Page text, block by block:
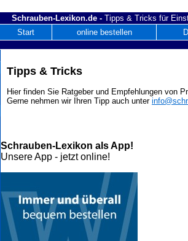
Schrauben-Lexikon.de - Tipps & Tricks für
Start
online bestellen
Tipps & Tricks
Hier finden Sie Ratgeber und Empfehlungen von
Gerne nehmen wir Ihren Tipp auch unter
Schrauben-Lexikon als App!
Unsere App - jetzt online!